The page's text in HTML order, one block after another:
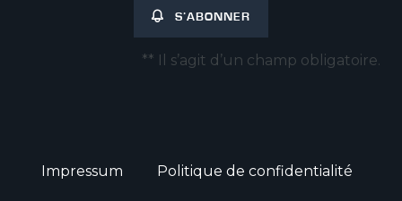
S’ABONNER
** Il s’agit d’un champ obligatoire.
Impressum Politique de confidentialité